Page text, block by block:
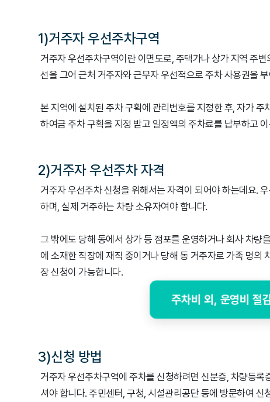
1)거주자 우선주차구역
거주자 우선주차구역이란 이면도로, 주택가나 상가 지역 주
선을 그어 근처 거주자와 근무자 우선적으로 주차 사용권을
본 지역에 설치된 주차 구획에 관리번호를 지정한 후, 자가
하여금 주차 구획을 지정 받고 일정액의 주차료를 납부하고
2)거주자 우선주차 자격
거주자 우선주차 신청을 위해서는 자격이 되어야 하는데요.
하며, 실제 거주하는 차량 소유자여야 합니다.
그 밖에도 당해 동에서 상가 등 점포를 운영하거나 회사 차량
에 소재한 직장에 재직 중이거나 당해 동 거주자로 가족 명의
장 신청이 가능합니다.
주차비 외, 운영비 절
3)신청 방법
거주자 우선주차구역에 주차를 신청하려면 신분증, 차량등
셔야 합니다. 주민센터, 구청, 시설관리공단 등에 방문하여